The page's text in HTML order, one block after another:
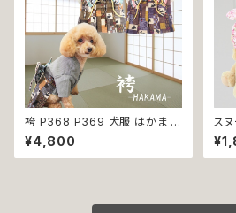
袴 P368 P369 犬服 はかま イ
エロー パープル 和柄 うさぎ リ
ボントップス ボトムス ドッグウェ
ア ドッグ ウェア ドッグウエア 犬
¥4,800
ス
44
模
グ